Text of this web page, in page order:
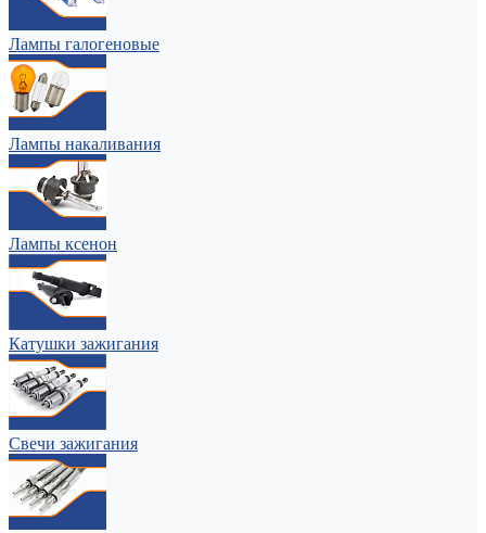
Лампы галогеновые
Лампы накаливания
Лампы ксенон
Катушки зажигания
Свечи зажигания